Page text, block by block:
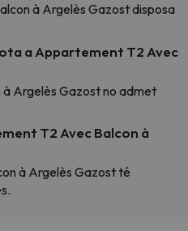
à Argelès Gazost disposa
a Appartement T2 Avec
Argelès Gazost no admet
T2 Avec Balcon à
à Argelès Gazost té